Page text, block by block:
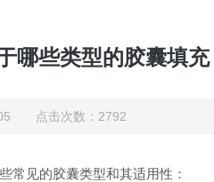
哪些类型的胶囊填充
05 点击次数：2792
常见的胶囊类型和其适用性：